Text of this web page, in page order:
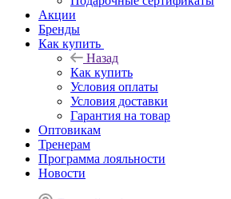
Акции
Бренды
Как купить
Назад
Как купить
Условия оплаты
Условия доставки
Гарантия на товар
Оптовикам
Тренерам
Программа лояльности
Новости